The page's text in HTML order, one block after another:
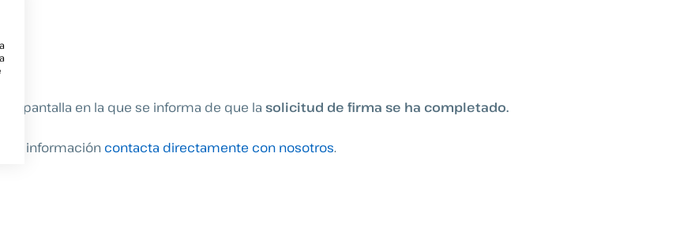
pantalla en la que se informa de que la solicitud de firma se ha completado.
información contacta directamente con nosotros.